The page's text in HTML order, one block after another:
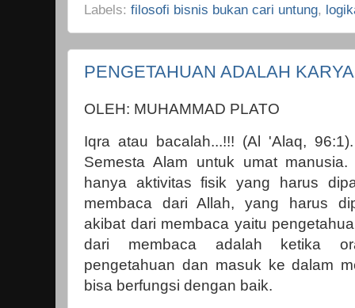
Labels: filosofi bisnis bukan cari untung,
PENGETAHUAN ADALAH
OLEH: MUHAMMAD PLATO
Iqra atau bacalah...!!! (Al 'Alaq,
Semesta Alam untuk umat
hanya aktivitas fisik yang harus
membaca dari Allah, yang harus
akibat dari membaca yaitu
dari membaca adalah ketika
pengetahuan dan masuk ke dalam
bisa berfungsi dengan baik.